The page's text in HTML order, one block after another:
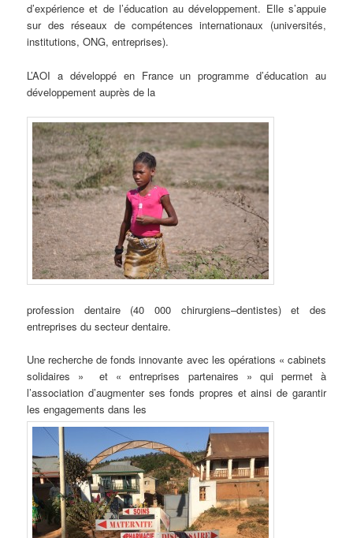
d’expérience et de l’éducation au développement. Elle s’appuie
sur des réseaux de compétences internationaux (universités,
institutions, ONG, entreprises).
L’AOI a développé en France un programme d’éducation au
développement auprès de la
profession dentaire (40 000 chirurgiens–dentistes) et des
entreprises du secteur dentaire.
Une recherche de fonds innovante avec les opérations « cabinets
solidaires » et « entreprises partenaires » qui permet à
l’association d’augmenter ses fonds propres et ainsi de garantir
les engagements dans les